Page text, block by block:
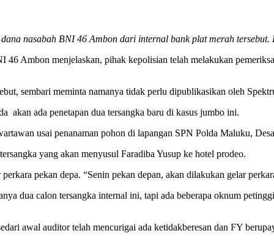
nasabah BNI 46 Ambon dari internal bank plat merah
Ambon menjelaskan, pihak kepolisian telah melakukan
sembari meminta namanya tidak perlu dipublikasikan oleh
ada penetapan dua tersangka baru di kasus jumbo ini.
usai penanaman pohon di lapangan SPN Polda Maluku,
yang akan menyusul Faradiba Yusup ke hotel prodeo.
pekan depa. “Senin pekan depan, akan dilakukan gelar
dua calon tersangka internal ini, tapi ada beberapa oknum
awal auditor telah mencurigai ada ketidakberesan dan FY